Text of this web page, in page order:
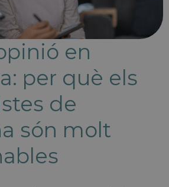
en
per què els
de
són molt